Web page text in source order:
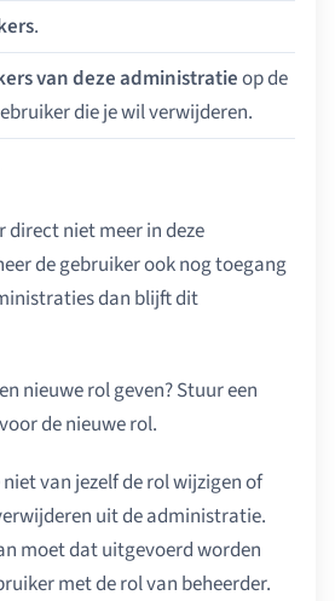
.
van deze administratieop de
die je wil verwijderen.
direct niet meer in deze
de gebruiker ook nog toegang
dan blijft dit
nieuwe rol geven? Stuur een
de nieuwe rol.
van jezelf de rol wijzigen of
uit de administratie.
moet dat uitgevoerd worden
met de rol van beheerder.